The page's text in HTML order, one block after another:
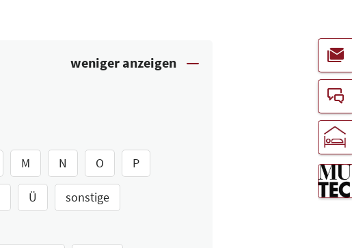
M N O P
Ü sonstige